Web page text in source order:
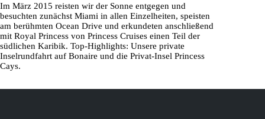
Im März 2015 reisten wir der Sonne entgegen und
besuchten zunächst Miami in allen Einzelheiten, speisten
am berühmten Ocean Drive und erkundeten anschließend
mit Royal Princess von Princess Cruises einen Teil der
südlichen Karibik. Top-Highlights: Unsere private
Inselrundfahrt auf Bonaire und die Privat-Insel Princess
Cays.